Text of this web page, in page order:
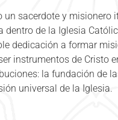
un sacerdote y misionero
de la Iglesia
dedicación a formar
instrumentos de Cristo
la fundación de
universal de la Iglesia.